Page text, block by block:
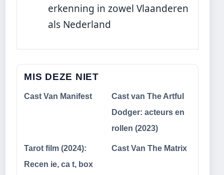
erkenning in zowel Vlaanderen
als Nederland
MIS DEZE NIET
Cast Van Manifest
Cast van The Artful
Dodger: acteurs en
rollen (2023)
Tarot film (2024):
Recen ie, ca t, box
Cast Van The Matrix